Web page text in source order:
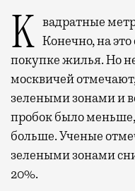
Квадратные метры, планировки, вид из окон. Конечно, на
покупке жилья. Но
москвичей
зелеными зонами и
пробок было
больше. Ученые
зелеными зонами
20%.